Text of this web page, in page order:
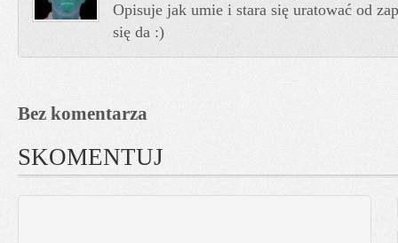
Opisuje jak umie i stara się uratować od
się da :)
Bez komentarza
SKOMENTUJ